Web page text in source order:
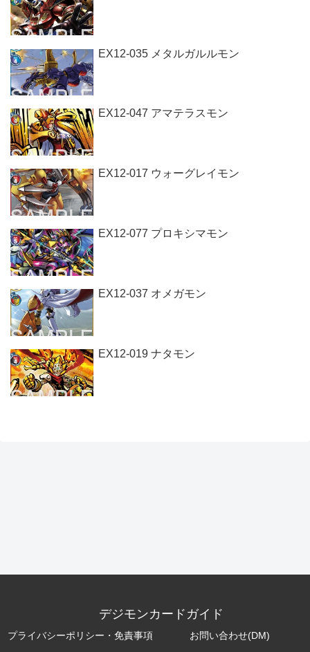
EX12-035 メタルガルルモン
EX12-047 アマテラスモン
EX12-017 ウォーグレイモン
EX12-077 プロキシマモン
EX12-037 オメガモン
EX12-019 ナタモン
デジモンカードガイド
プライバシーポリシー・免責事項 お問い合わせ(DM)